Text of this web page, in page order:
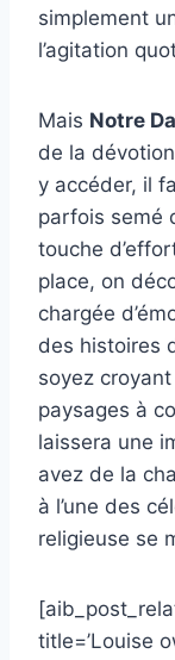
simplement
l’agitation
Mais Notre
de la
y accéder, il
parfois semé
touche
place, on
chargée
des histoires
soyez
paysages à
laissera une
avez de la
à l’une des
religieuse se
title=’Louise